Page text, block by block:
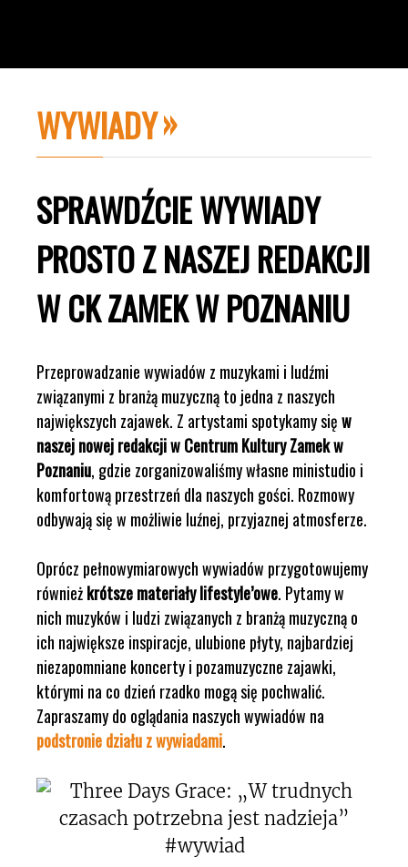
WYWIADY
SPRAWDŹCIE WYWIADY
PROSTO Z NASZEJ REDAKCJI
W CK ZAMEK W POZNANIU
Przeprowadzanie wywiadów z muzykami i ludźmi
związanymi z branżą muzyczną to jedna z naszych
największych zajawek. Z artystami spotykamy sięw
naszej nowej redakcji w Centrum Kultury Zamek w
Poznaniu, gdzie zorganizowaliśmy własne ministudio i
komfortową przestrzeń dla naszych gości. Rozmowy
odbywają się w możliwie luźnej, przyjaznej atmosferze.
Oprócz pełnowymiarowych wywiadów przygotowujemy
równieżkrótsze materiały lifestyle’owe. Pytamy w
nich muzyków i ludzi związanych z branżą muzyczną o
ich największe inspiracje, ulubione płyty, najbardziej
niezapomniane koncerty i pozamuzyczne zajawki,
którymi na co dzień rzadko mogą się pochwalić.
Zapraszamy do oglądania naszych wywiadów na
podstronie działu z wywiadami.